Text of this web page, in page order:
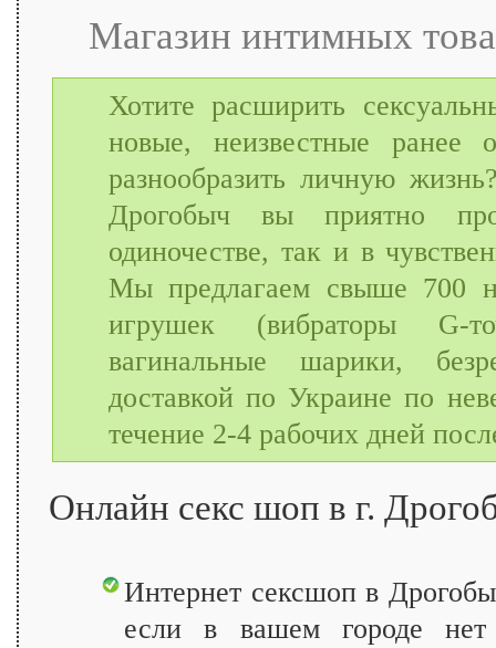
Магазин интимных
Хотите расширить
новые, неизвестные ранее
разнообразить личную
Дрогобыч вы приятно
одиночестве, так и в
Мы предлагаем свыше 700
игрушек (вибраторы G-
вагинальные шарики,
доставкой по Украине по
течение 2-4 рабочих дней
Онлайн секс шоп в г.
Интернет сексшоп в
если в вашем городе нет